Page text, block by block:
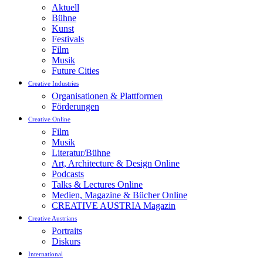
Aktuell
Bühne
Kunst
Festivals
Film
Musik
Future Cities
Creative Industries
Organisationen & Plattformen
Förderungen
Creative Online
Film
Musik
Literatur/Bühne
Art, Architecture & Design Online
Podcasts
Talks & Lectures Online
Medien, Magazine & Bücher Online
CREATIVE AUSTRIA Magazin
Creative Austrians
Portraits
Diskurs
International